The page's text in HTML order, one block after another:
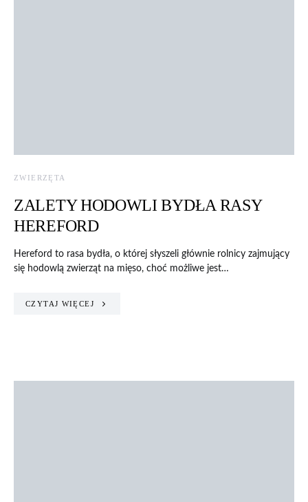
ZWIERZĘTA
ZALETY HODOWLI BYDŁA RASY
HEREFORD
Hereford to rasa bydła, o której słyszeli głównie rolnicy zajmujący
się hodowlą zwierząt na mięso, choć możliwe jest…
CZYTAJ WIĘCEJ